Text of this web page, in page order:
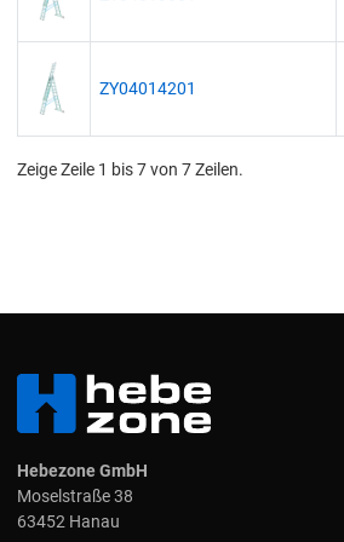
ZY04014201
Zeige Zeile 1 bis 7 von 7 Zeilen.
Hebezone GmbH
Moselstraße 38
63452 Hanau